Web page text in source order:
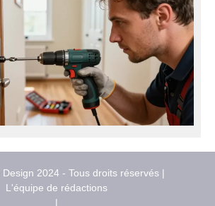
2024 - Tous droits réservés |
L'équipe de rédactions
|